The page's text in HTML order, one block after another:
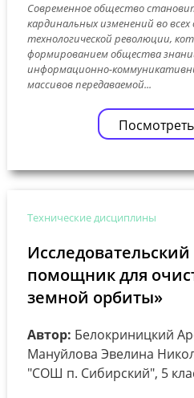
Современное общество
кардинальных изменений во
технологической революции,
формированием общества
информационно-
массивов передаваемой...
Технические дисциплины
Исследовательский
помощник для
земной орбиты»
Автор: Белокриницкий
Мануйлова Эвелина
"СОШ п. Сибирский", 5